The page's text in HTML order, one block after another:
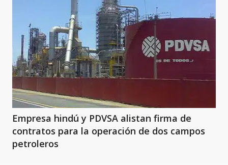
Empresa hindú y PDVSA alistan firma de
contratos para la operación de dos campos
petroleros